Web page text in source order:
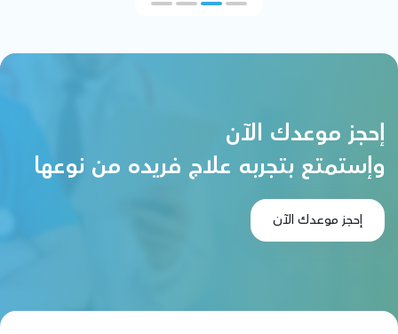
إحجز موعدك الآن
وإستمتع بتجربه علاج فريده من نوعها
إحجز موعدك الآن